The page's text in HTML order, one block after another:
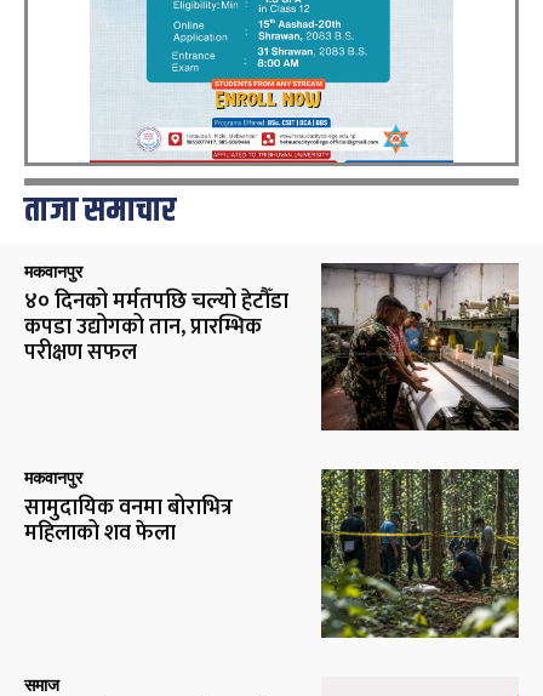
ताजा समाचार
मकवानपुर
४० दिनको मर्मतपछि चल्यो हेटौँडा
कपडा उद्योगको तान, प्रारम्भिक
परीक्षण सफल
मकवानपुर
सामुदायिक वनमा बोराभित्र
महिलाको शव फेला
समाज